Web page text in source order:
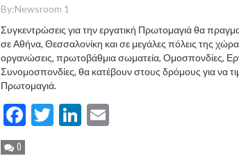
By:Newsroom 1
Συγκεντρώσεις για την εργατική Πρωτομαγιά θα
σε Αθήνα, Θεσσαλονίκη και σε μεγάλες πόλεις της
οργανώσεις, πρωτοβάθμια σωματεία, Ομοσπονδίες,
Συνομοσπονδίες, θα κατέβουν στους δρόμους για να
Πρωτομαγιά.
Facebook
TwitterLinkedIn
0